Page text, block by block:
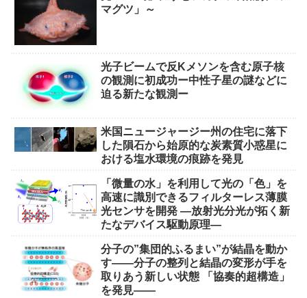
マグツ」～
光子ビームで反Kメソンを含む原子核
の観測に初成功ー中性子星の謎などに
迫る新たな観測ー
米国ニュージャージー州の住宅に落下
した隕石から始原的な炭素質小惑星に
おける塩水環境の痕跡を発見
「微量の水」を利用して光の「色」を
高速に識別できるフィルターレス薄膜
光センサを開発 ―放射光分光が拓く新
たなデバイス駆動原理―
分子の”集団的ふるまい”が結晶を動か
す――分子の整列と結晶の変形が手を
取りあう新しい状態 「協奏的超構造」
を発見――